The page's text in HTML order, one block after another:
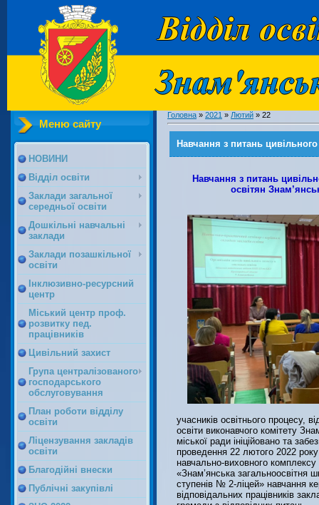
Меню сайту
НОВИНИ
Відділ освіти
Заклади загальної
середньої освіти
Дошкільні навчальні
заклади
Заклади позашкільної
освіти
Інклюзивно-ресурсний
центр
Міський центр проф.
розвитку пед.
працівників
Цивільний захист
Група централізованого
господарського
обслуговування
План роботи відділу
освіти
Ліцензування закладів
освіти
Благодійні внески
Публічні закупівлі
Головна » 2021 » Лютий » 22
Навчання з питань цивільного
Навчання з питань
освітян
учасників освітнього процесу,
освіти виконавчого комітету
міської ради ініційовано та
проведення 22 лютого 2022 року
навчально-виховного комплексу
«Знам’янська загальноосвітня
ступенів № 2-ліцей» навчання
відповідальних працівників